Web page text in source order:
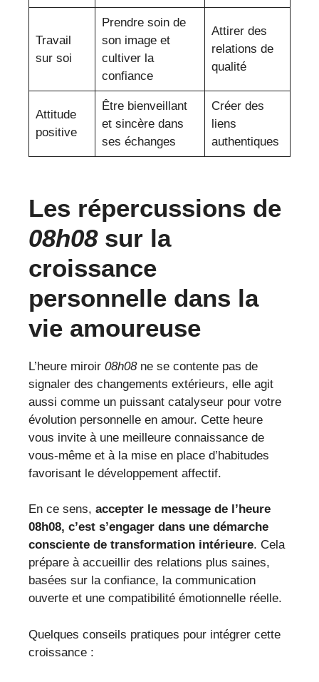
Travail
sur soi
Prendre soin de
son image et
cultiver la
confiance
Attirer des
relations de
qualité
Attitude
positive
Être bienveillant
et sincère dans
ses échanges
Créer des
liens
authentiques
Les répercussions de
08h08sur la
croissance
personnelle dans la
vie amoureuse
L’heure miroir 08h08ne se contente pas de
signaler des changements extérieurs, elle agit
aussi comme un puissant catalyseur pour votre
évolution personnelle en amour. Cette heure
vous invite à une meilleure connaissance de
vous-même et à la mise en place d’habitudes
favorisant le développement affectif.
En ce sens, accepter le message de l’heure
08h08, c’est s’engager dans une démarche
consciente de transformation intérieure. Cela
prépare à accueillir des relations plus saines,
basées sur la confiance, la communication
ouverte et une compatibilité émotionnelle réelle.
Quelques conseils pratiques pour intégrer cette
croissance :